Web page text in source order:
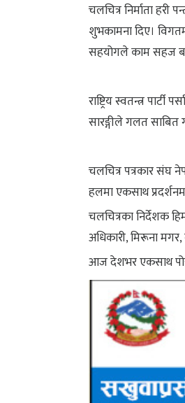
चलचित्र निर्माता
शुभकामना दिए।
सहयोगले काम सहज
राष्ट्रिय स्वतन्त्र
सारङ्गीले गलत साबित
चलचित्र पत्रकार संघ
हलमा एकसाथ
चलचित्रका निर्देशक
अधिकारी, मिरूना
आज देशभर एकसाथ